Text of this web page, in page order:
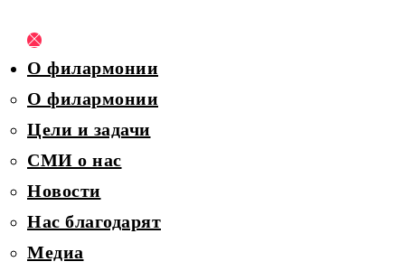
О филармонии
О филармонии
Цели и задачи
СМИ о нас
Новости
Нас благодарят
Медиа